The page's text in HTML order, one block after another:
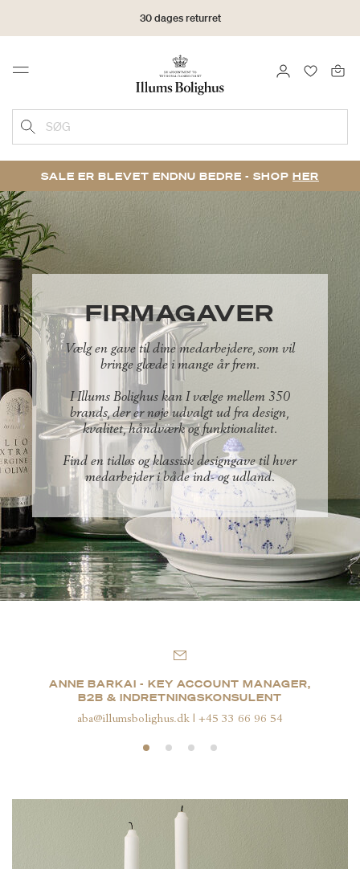
30 dages returret
Menu LOG IND
SØG
SALE ER BLEVET ENDNU BEDRE - SHOP HER
FIRMAGAVER
Vælg en gave til dine medarbejdere, som vil
bringe glæde i mange år frem.
I Illums Bolighus kan I vælge mellem 350
brands, der er nøje udvalgt ud fra design,
kvalitet, håndværk og funktionalitet.
Find en tidløs og klassisk designgave til hver
medarbejder i både ind- og udland.
ANNE BARKAI - KEY ACCOUNT MANAGER,
B2B & INDRETNINGSKONSULENT
aba@illumsbolighus.dk | +45 33 66 96 54